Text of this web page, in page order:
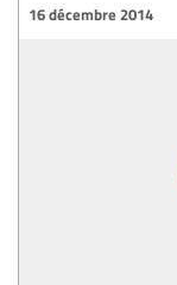
16 décembre 2014